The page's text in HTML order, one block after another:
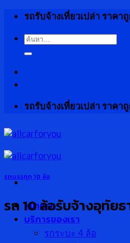
Skip
content
รถรับจ้างเที่ยวเปล่า ราค
ค้นหา:
รถรับจ้างเที่ยวเปล่า ราค
หน้าแรก
บริการของเรา
รกระบะ 4 ล้อ
รถบรรทุก 10 ล้อ
รถ 10 ล้อรับจ้างอุทัยธ